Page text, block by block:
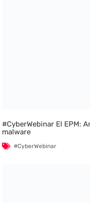
#CyberWebinar El EPM:
malware
#CyberWebinar